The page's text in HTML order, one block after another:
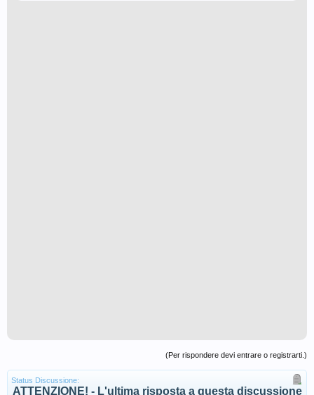
(Per rispondere devi entrare o registrarti.)
Status Discussione:
ATTENZIONE! - L'ultima risposta a questa discussione